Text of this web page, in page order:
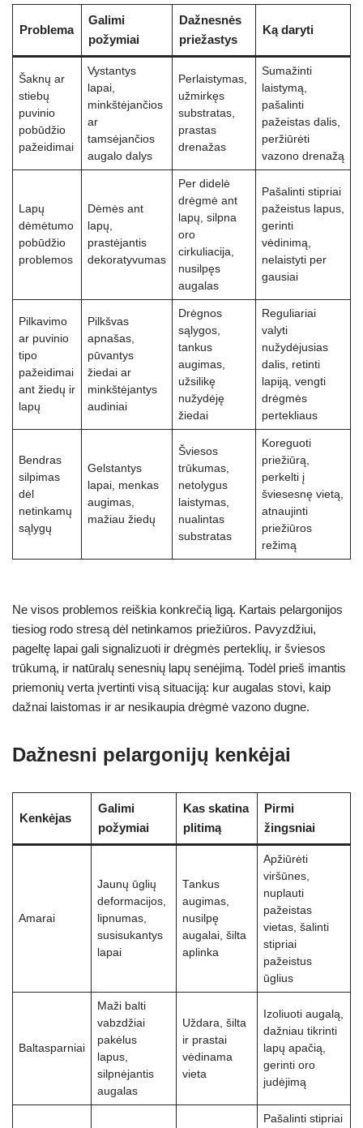
Problema
Galimi
požymiai
Dažnesnės
priežastys
Ką daryti
Šaknų ar
stiebų
puvinio
pobūdžio
pažeidimai
Vystantys
lapai,
minkštėjančios
ar
tamsėjančios
augalo dalys
Perlaistymas,
užmirkęs
substratas,
prastas
drenažas
Sumažinti
laistymą,
pašalinti
pažeistas dalis,
peržiūrėti
vazono drenažą
Lapų
dėmėtumo
pobūdžio
problemos
Dėmės ant
lapų,
prastėjantis
dekoratyvumas
Per didelė
drėgmė ant
lapų, silpna
oro
cirkuliacija,
nusilpęs
augalas
Pašalinti stipriai
pažeistus lapus,
gerinti
vėdinimą,
nelaistyti per
gausiai
Pilkavimo
ar puvinio
tipo
pažeidimai
ant žiedų ir
lapų
Pilkšvas
apnašas,
pūvantys
žiedai ar
minkštėjantys
audiniai
Drėgnos
sąlygos,
tankus
augimas,
užsilikę
nužydėję
žiedai
Reguliariai
valyti
nužydėjusias
dalis, retinti
lapiją, vengti
drėgmės
pertekliaus
Bendras
silpimas
dėl
netinkamų
sąlygų
Gelstantys
lapai, menkas
augimas,
mažiau žiedų
Šviesos
trūkumas,
netolygus
laistymas,
nualintas
substratas
Koreguoti
priežiūrą,
perkelti į
šviesesnę vietą,
atnaujinti
priežiūros
režimą
Ne visos problemos reiškia konkrečią ligą. Kartais pelargonijos
tiesiog rodo stresą dėl netinkamos priežiūros. Pavyzdžiui,
pageltę lapai gali signalizuoti ir drėgmės perteklių, ir šviesos
trūkumą, ir natūralų senesnių lapų senėjimą. Todėl prieš imantis
priemonių verta įvertinti visą situaciją: kur augalas stovi, kaip
dažnai laistomas ir ar nesikaupia drėgmė vazono dugne.
Dažnesni pelargonijų kenkėjai
Kenkėjas
Galimi
požymiai
Kas skatina
plitimą
Pirmi
žingsniai
Amarai
Jaunų ūglių
deformacijos,
lipnumas,
susisukantys
lapai
Tankus
augimas,
nusilpę
augalai, šilta
aplinka
Apžiūrėti
viršūnes,
nuplauti
pažeistas
vietas, šalinti
stipriai
pažeistus
ūglius
Baltasparniai
Maži balti
vabzdžiai
pakėlus
lapus,
silpnėjantis
augalas
Uždara, šilta
ir prastai
vėdinama
vieta
Izoliuoti augalą,
dažniau tikrinti
lapų apačią,
gerinti oro
judėjimą
Pašalinti stipriai